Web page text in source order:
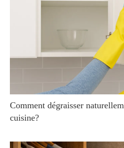
Comment dégraisser
cuisine?